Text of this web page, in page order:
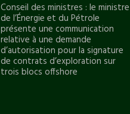
Conseil des ministres : le ministre
de l’Énergie et du Pétrole
présente une communication
relative à une demande
d’autorisation pour la signature
de contrats d’exploration sur
trois blocs offshore